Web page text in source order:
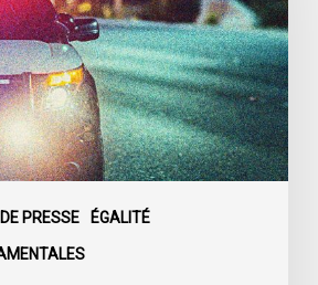
PRESSE ÉGALITÉ